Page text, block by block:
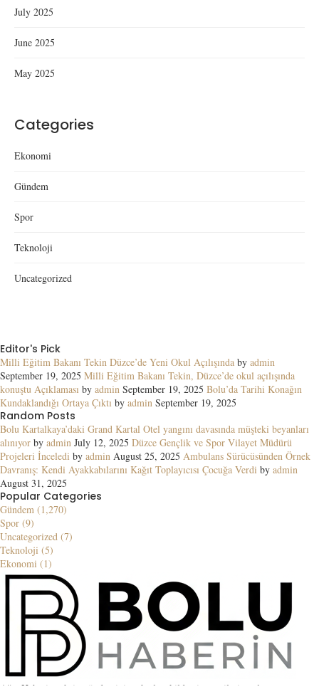
July 2025
June 2025
May 2025
Categories
Ekonomi
Gündem
Spor
Teknoloji
Uncategorized
Editor's Pick
Milli Eğitim Bakanı Tekin Düzce’de Yeni Okul Açılışında by admin
September 19, 2025 Milli Eğitim Bakanı Tekin, Düzce’de okul açılışında
konuştu Açıklaması by admin September 19, 2025 Bolu’da Tarihi Konağın
Kundaklandığı Ortaya Çıktı by admin September 19, 2025
Random Posts
Bolu Kartalkaya’daki Grand Kartal Otel yangını davasında müşteki beyanları
alınıyor by admin July 12, 2025 Düzce Gençlik ve Spor Vilayet Müdürü
Projeleri İnceledi by admin August 25, 2025 Ambulans Sürücüsünden Örnek
Davranış: Kendi Ayakkabılarını Kağıt Toplayıcısı Çocuğa Verdi by admin
August 31, 2025
Popular Categories
Gündem (1,270)
Spor (9)
Uncategorized (7)
Teknoloji (5)
Ekonomi (1)
Ağrı Haberin şehrin gündemini en hızlı şekilde ziyaretçilerine ulaştıran